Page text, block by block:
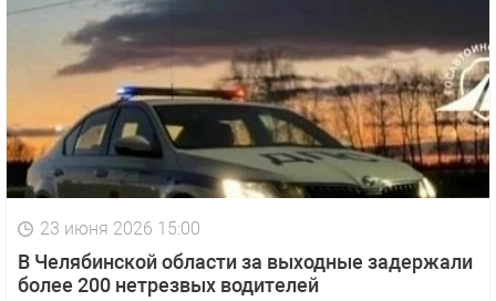
23 июня 2026 15:00
В Челябинской области за выходные задержали
более 200 нетрезвых водителей